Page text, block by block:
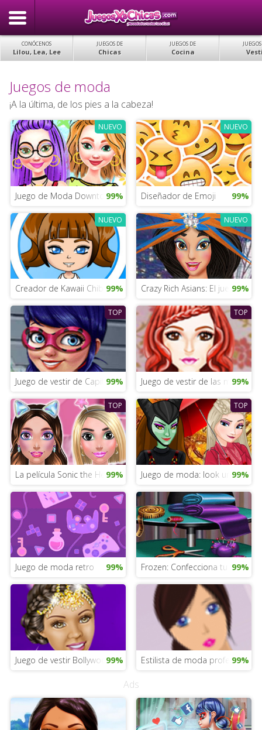
CONÓCENOS
Lilou, Lea, Lee
JUEGOS DE
Chicas
JUEGOS DE
Cocina
Juegos de moda
¡A la última, de los pies a la cabeza!
NUEVO
Juego de Moda Downtown Doodle
99%
NUEVO
Diseñador de Emoji 99%
NUEVO
Creador de Kawaii Chibi 99%
NUEVO
Crazy Rich Asians: El juego de
99%
TOP
Juego de vestir de Capitana Marvel
99%
TOP
Juego de vestir de las muñecas
99%
TOP
La película Sonic the Hedgehog
99%
TOP
Juego de moda: look urbano
99%
Juego de moda retro 99% Frozen: Confecciona tu propio
99%
Juego de vestir Bollywood99% Estilista de moda profesional
99%
Ads